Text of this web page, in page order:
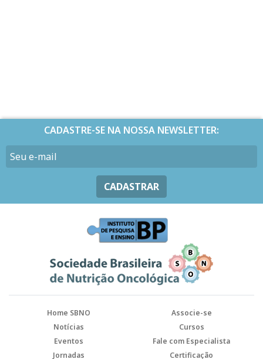
CADASTRE-SE NA NOSSA NEWSLETTER:
CADASTRAR
Home SBNO
Associe-se
Notícias
Cursos
Eventos
Fale com Especialista
Jornadas
Certificação